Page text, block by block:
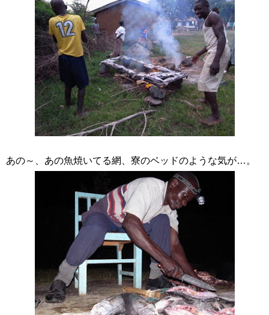
あの～、あの魚焼いてる網、寮のベッドのような気が…。